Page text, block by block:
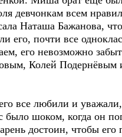
девчонкам всем
Наташа Бажанова,
его, почти все
его невозможно
Колей
все любили и
шоком, когда он
достоин, чтобы его